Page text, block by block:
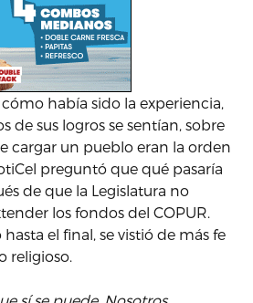
había sido la experiencia,
de sus logros se sentían, sobre
cargar un pueblo eran la orden
preguntó que qué pasaría
de que la Legislatura no
los fondos del COPUR.
el final, se vistió de más fe
religioso.